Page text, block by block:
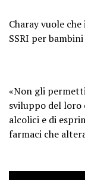
Charay vuole
SSRI per
«Non gli
sviluppo del loro
alcolici e di
farmaci che